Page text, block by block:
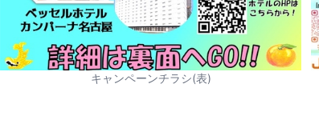
キャンペーンチラシ(表)